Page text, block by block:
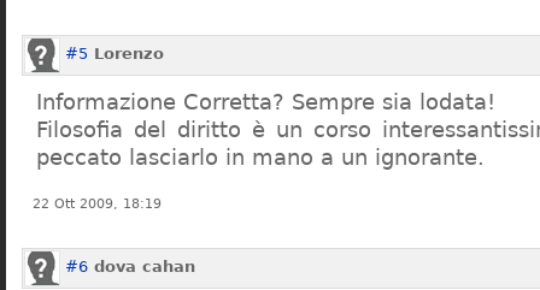
#5 Lorenzo
Informazione Corretta? Sempre sia lodata!
Filosofia del diritto è un corso
peccato lasciarlo in mano a un ignorante.
22 Ott 2009, 18:19
#6 dova cahan